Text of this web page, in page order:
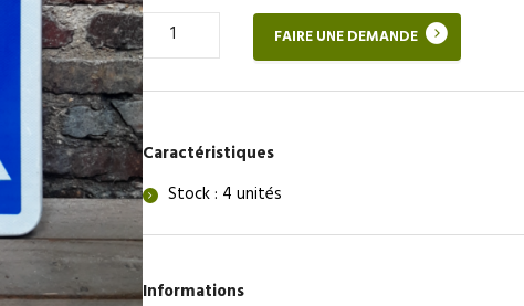
Quantité
de
Panneau
de
signalisation
routière
piétons
FAIRE UNE DEMANDE
Caractéristiques
Stock : 4 unités
Informations